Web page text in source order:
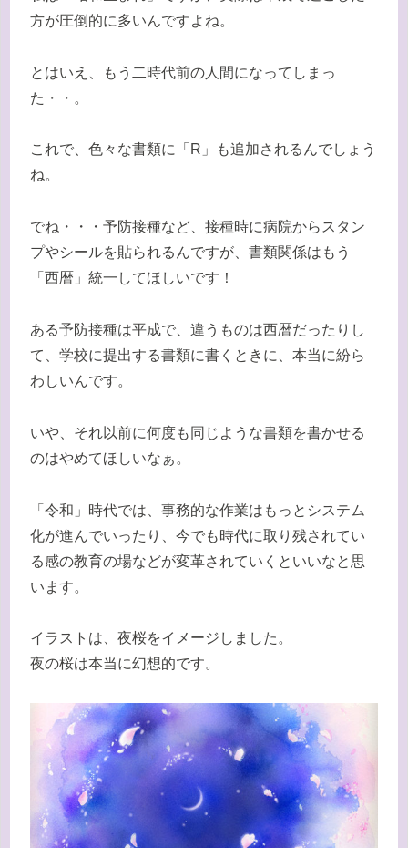
方が圧倒的に多いんですよね。
とはいえ、もう二時代前の人間になってしまっ
た・・。
これで、色々な書類に「R」も追加されるんでしょう
ね。
でね・・・予防接種など、接種時に病院からスタン
プやシールを貼られるんですが、書類関係はもう
「西暦」統一してほしいです！
ある予防接種は平成で、違うものは西暦だったりし
て、学校に提出する書類に書くときに、本当に紛ら
わしいんです。
いや、それ以前に何度も同じような書類を書かせる
のはやめてほしいなぁ。
「令和」時代では、事務的な作業はもっとシステム
化が進んでいったり、今でも時代に取り残されてい
る感の教育の場などが変革されていくといいなと思
います。
イラストは、夜桜をイメージしました。
夜の桜は本当に幻想的です。